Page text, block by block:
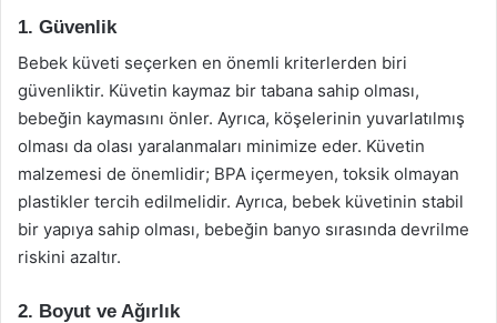
1. Güvenlik
Bebek küveti seçerken en önemli kriterlerden biri
güvenliktir. Küvetin kaymaz bir tabana sahip olması,
bebeğin kaymasını önler. Ayrıca, köşelerinin yuvarlatılmış
olması da olası yaralanmaları minimize eder. Küvetin
malzemesi de önemlidir; BPA içermeyen, toksik olmayan
plastikler tercih edilmelidir. Ayrıca, bebek küvetinin stabil
bir yapıya sahip olması, bebeğin banyo sırasında devrilme
riskini azaltır.
2. Boyut ve Ağırlık